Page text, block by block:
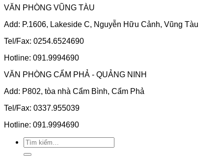
VĂN PHÒNG VŨNG TÀU
Add: P.1606, Lakeside C, Nguyễn Hữu Cảnh, Vũng Tàu
Tel/Fax: 0254.6524690
Hotline: 091.9994690
VĂN PHÒNG CẨM PHẢ - QUẢNG NINH
Add: P802, tòa nhà Cẩm Bình, Cẩm Phả
Tel/Fax: 0337.955039
Hotline: 091.9994690
Tìm
kiếm: